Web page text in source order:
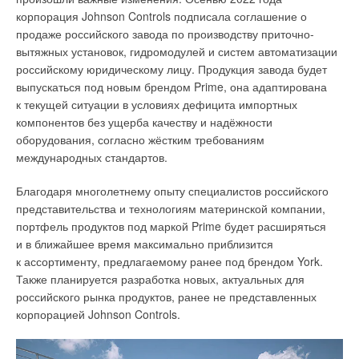
корпорация Johnson Controls подписала соглашение о
продаже российского завода по производству приточно-
вытяжных установок, гидромодулей и систем автоматизации
российскому юридическому лицу. Продукция завода будет
выпускаться под новым брендом Prime, она адаптирована
к текущей ситуации в условиях дефицита импортных
компонентов без ущерба качеству и надёжности
оборудования, согласно жёстким требованиям
международных стандартов.
Благодаря многолетнему опыту специалистов российского
представительства и технологиям материнской компании,
портфель продуктов под маркой Prime будет расширяться
и в ближайшее время максимально приблизится
к ассортименту, предлагаемому ранее под брендом York.
Также планируется разработка новых, актуальных для
российского рынка продуктов, ранее не представленных
корпорацией Johnson Controls.
неприменение, а в обязательном порядке) по
разработанным нами оптимизированным температурным
графикам позволяет достигнуть к 2028–2030 годам уровня
зданий с низким потреблением энергии для нового
строительства и такого же уровня всех капитально
ремонтируемых зданий, построенных до 1980 года.
2. Необходимо вернуться к показателю энергетической
эффективности здания, провозглашённому в СНиП 23-02-
2003 и в ПП РФ №18 и №603, а именно
и вентиляцию, отнесённому к площади квартир или
полезной площади отапливаемых помещений
общественных зданий, или их отапливаемого объёма
2 раздела «Термины» СНиП 23-02-2003) вместо удельной
характеристики расхода тепловой энергии, которая
неправильно определена и не характеризует потребление
энергии за год или иной период времени. Она не может
быть сопоставлена с фактическим потреблением
энергетических ресурсов, измеренных приборами учёта,